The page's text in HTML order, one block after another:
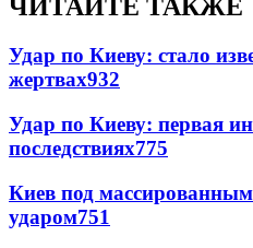
ЧИТАЙТЕ ТАКЖЕ
Удар по Киеву: стало
жертвах932
Удар по Киеву: первая
последствиях775
Киев под
ударом751